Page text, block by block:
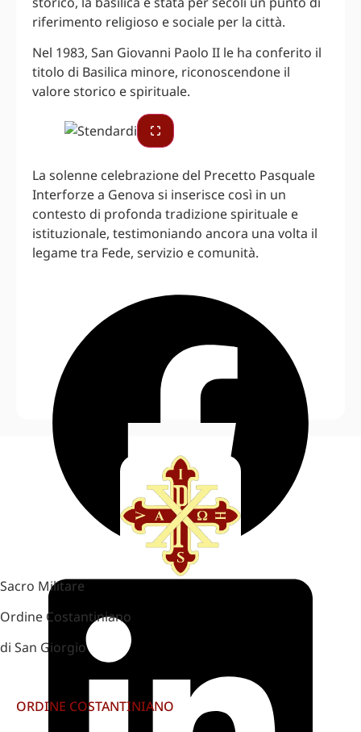
riferimento religioso e sociale per la città.
Nel 1983, San Giovanni Paolo II le ha conferito il
titolo di Basilica minore, riconoscendone il
valore storico e spirituale.
La solenne celebrazione del Precetto Pasquale
Interforze a Genova si inserisce così in un
contesto di profonda tradizione spirituale e
istituzionale, testimoniando ancora una volta il
legame tra Fede, servizio e comunità.
Sacro Militare
Ordine Costantiniano
di San Giorgio
ORDINE COSTANTINIANO